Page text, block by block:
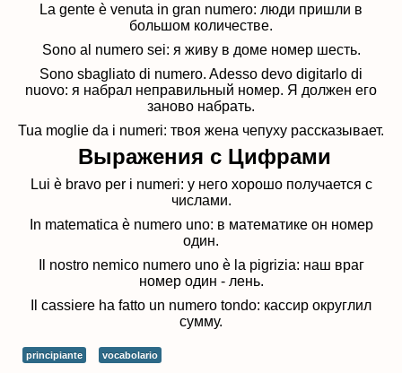
La gente è venuta in gran numero: люди пришли в
большом количестве.
Sono al numero sei: я живу в доме номер шесть.
Sono sbagliato di numero. Adesso devo digitarlo di
nuovo: я набрал неправильный номер. Я должен его
заново набрать.
Tua moglie da i numeri: твоя жена чепуху рассказывает.
Выражения с Цифрами
Lui è bravo per i numeri: у него хорошо получается с
числами.
In matematica è numero uno: в математике он номер
один.
Il nostro nemico numero uno è la pigrizia: наш враг
номер один - лень.
Il cassiere ha fatto un numero tondo: кассир округлил
сумму.
principiante vocabolario